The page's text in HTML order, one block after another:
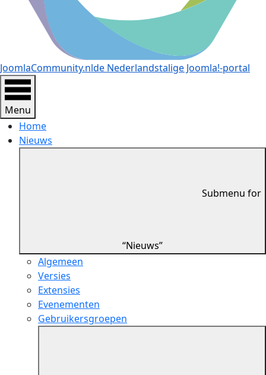
JoomlaCommunity.nlde Nederlandstalige Joomla!-portal
Menu
Home
Nieuws
Submenu for
“Nieuws”
Algemeen
Versies
Extensies
Evenementen
Gebruikersgroepen